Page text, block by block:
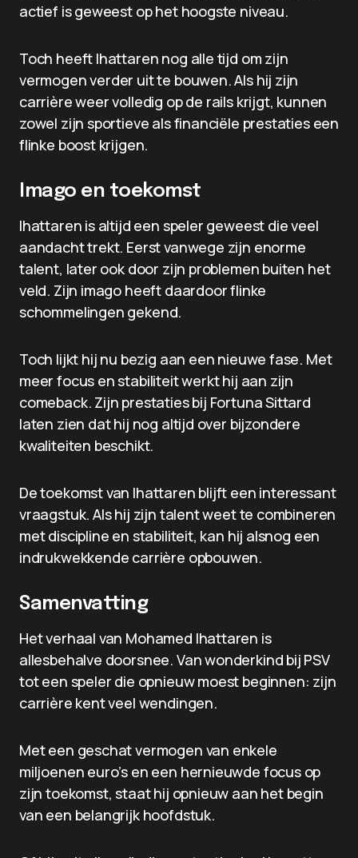
actief is geweest op het hoogste niveau.
Toch heeft Ihattaren nog alle tijd om zijn
vermogen verder uit te bouwen. Als hij zijn
carrière weer volledig op de rails krijgt, kunnen
zowel zijn sportieve als financiële prestaties een
flinke boost krijgen.
Imago en toekomst
Ihattaren is altijd een speler geweest die veel
aandacht trekt. Eerst vanwege zijn enorme
talent, later ook door zijn problemen buiten het
veld. Zijn imago heeft daardoor flinke
schommelingen gekend.
Toch lijkt hij nu bezig aan een nieuwe fase. Met
meer focus en stabiliteit werkt hij aan zijn
comeback. Zijn prestaties bij Fortuna Sittard
laten zien dat hij nog altijd over bijzondere
kwaliteiten beschikt.
De toekomst van Ihattaren blijft een interessant
vraagstuk. Als hij zijn talent weet te combineren
met discipline en stabiliteit, kan hij alsnog een
indrukwekkende carrière opbouwen.
Samenvatting
Het verhaal van Mohamed Ihattaren is
allesbehalve doorsnee. Van wonderkind bij PSV
tot een speler die opnieuw moest beginnen: zijn
carrière kent veel wendingen.
Met een geschat vermogen van enkele
miljoenen euro’s en een hernieuwde focus op
zijn toekomst, staat hij opnieuw aan het begin
van een belangrijk hoofdstuk.